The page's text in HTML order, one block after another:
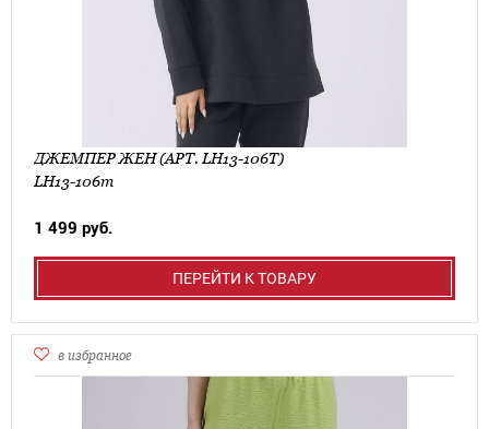
ДЖЕМПЕР ЖЕН (АРТ. LH13-106Т)
LH13-106т
1 499 руб.
ПЕРЕЙТИ К ТОВАРУ
в избранное